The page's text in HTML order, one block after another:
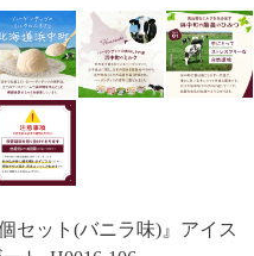
セット(バニラ味)』アイス